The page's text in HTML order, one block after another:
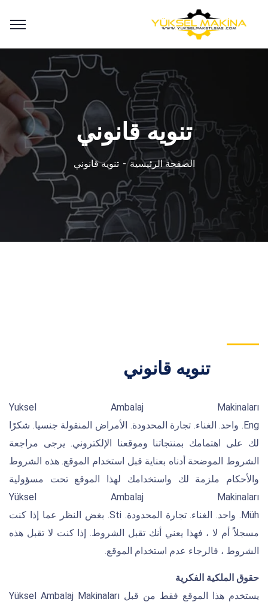
تنويه قانوني
الصفحة الرئيسية تنويه قانوني
تنويه قانوني
Yuksel Ambalaj Makinaları
Eng. واحد. الغناء. تجارة المحدودة. الأمراض المنقولة جنسيا. شكرًا
لك على اهتمامك بمنتجاتنا وموقعنا الإلكتروني. يرجى مراجعة
الشروط الموضحة أدناه بعناية قبل استخدام الموقع. هذه الشروط
والأحكام ملزمة لك واستخدامك لهذا الموقع تحت مسؤولية
Yüksel Ambalaj Makinaları
Müh. واحد. الغناء. تجارة المحدودة. Sti. بغض النظر عما إذا كنت
مسجلاً أم لا ، فهذا يعني أنك تقبل الشروط. إذا كنت لا تقبل هذه
الشروط ، فالرجاء عدم استخدام الموقع.
حقوق الملكية الفكرية
يستخدم هذا الموقع فقط من قبل Yüksel Ambalaj Makinaları